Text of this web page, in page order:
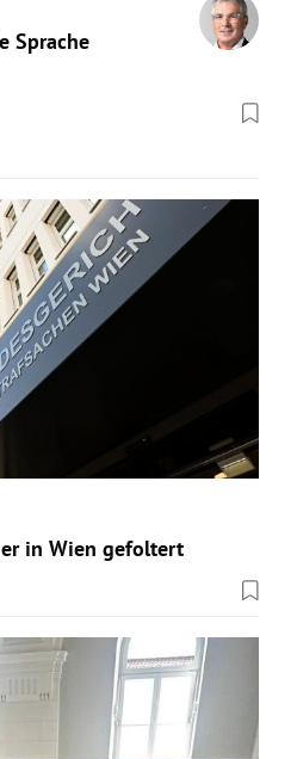
Sprache
in Wien gefoltert